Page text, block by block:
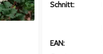
Schnitt:
EAN: